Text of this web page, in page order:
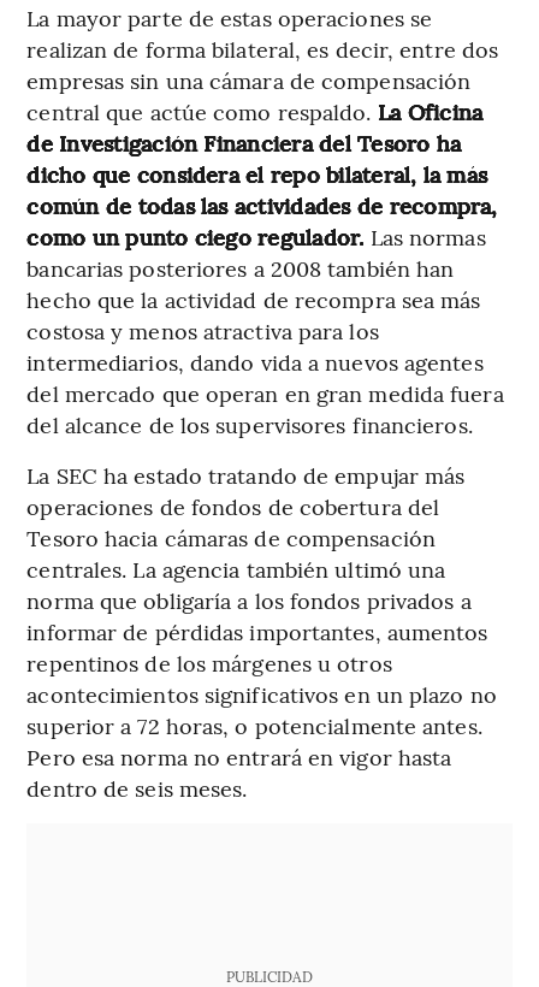
La mayor parte de estas operaciones se
realizan de forma bilateral, es decir, entre dos
empresas sin una cámara de compensación
central que actúe como respaldo. La Oficina
de Investigación Financiera del Tesoro ha
dicho que considera el repo bilateral, la más
común de todas las actividades de recompra,
como un punto ciego regulador. Las normas
bancarias posteriores a 2008 también han
hecho que la actividad de recompra sea más
costosa y menos atractiva para los
intermediarios, dando vida a nuevos agentes
del mercado que operan en gran medida fuera
del alcance de los supervisores financieros.
La SEC ha estado tratando de empujar más
operaciones de fondos de cobertura del
Tesoro hacia cámaras de compensación
centrales. La agencia también ultimó una
norma que obligaría a los fondos privados a
informar de pérdidas importantes, aumentos
repentinos de los márgenes u otros
acontecimientos significativos en un plazo no
superior a 72 horas, o potencialmente antes.
Pero esa norma no entrará en vigor hasta
dentro de seis meses.
PUBLICIDAD